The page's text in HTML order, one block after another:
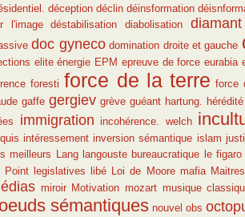
déception déclin déinsformation
l'image
déstabilisation diabolisation
doc gyneco domination droite et gauche
elite énergie EPM epreuve de force eurabia
foresti force de la terre force
gaffe gergiev grève guéant hartung.
hérédité
immigration incohérence. welch
intéressement inversion sémantique islam
meilleurs
Lang langouste bureaucratique le figaro
Point
legislatives libé Loi de Moore mafia
miroir Motivation mozart musique
sémantiques nouvel obs